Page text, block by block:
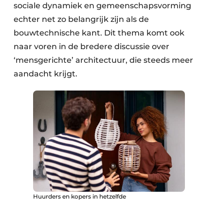
sociale dynamiek en gemeenschapsvorming
echter net zo belangrijk zijn als de
bouwtechnische kant. Dit thema komt ook
naar voren in de bredere discussie over
‘mensgerichte’ architectuur, die steeds meer
aandacht krijgt.
Huurders en kopers in hetzelfde